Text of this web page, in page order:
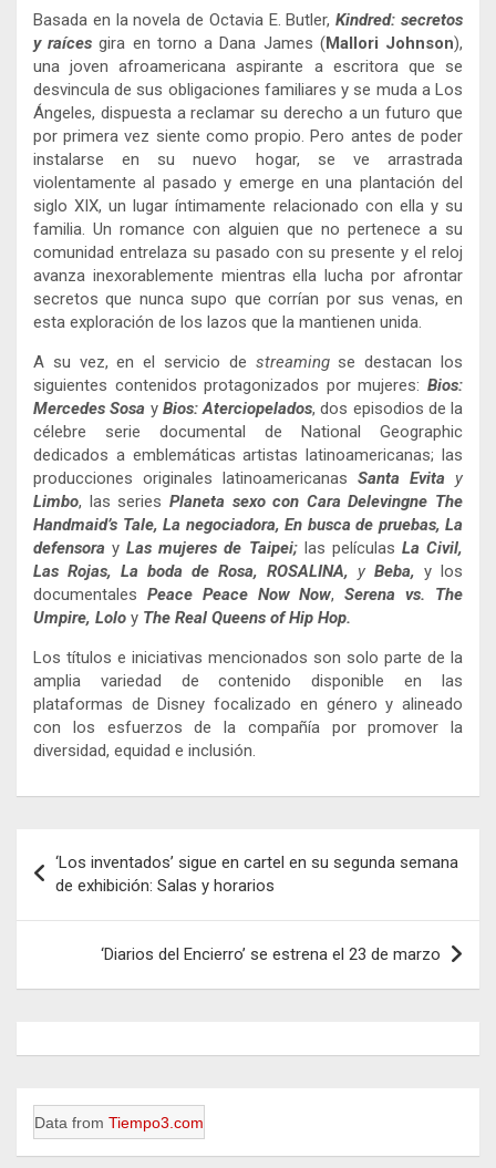
Basada en la novela de Octavia E. Butler,Kindred: secretos
y raíces gira en torno a Dana James (Mallori Johnson),
una joven afroamericana aspirante a escritora que se
desvincula de sus obligaciones familiares y se muda a Los
Ángeles, dispuesta a reclamar su derecho a un futuro que
por primera vez siente como propio. Pero antes de poder
instalarse en su nuevo hogar, se ve arrastrada
violentamente al pasado y emerge en una plantación del
siglo XIX, un lugar íntimamente relacionado con ella y su
familia. Un romance con alguien que no pertenece a su
comunidad entrelaza su pasado con su presente y el reloj
avanza inexorablemente mientras ella lucha por afrontar
secretos que nunca supo que corrían por sus venas, en
esta exploración de los lazos que la mantienen unida.
A su vez, en el servicio de streamingse destacan los
siguientes contenidos protagonizados por mujeres: Bios:
Mercedes Sosa y Bios: Aterciopelados, dos episodios de la
célebre serie documental de National Geographic
dedicados a emblemáticas artistas latinoamericanas; las
producciones originales latinoamericanas Santa Evita y
Limbo, las series Planeta sexo con Cara Delevingne The
Handmaid’s Tale, La negociadora, En busca de pruebas, La
defensorayLas mujeres de Taipei; las películas La Civil,
Las Rojas, La boda de Rosa, ROSALINA, y Beba, y los
documentales Peace Peace Now Now,Serena vs. The
Umpire, Lolo y The Real Queens of Hip Hop.
Los títulos e iniciativas mencionados son solo parte de la
amplia variedad de contenido disponible en las
plataformas de Disney focalizado en género y alineado
con los esfuerzos de la compañía por promover la
diversidad, equidad e inclusión.
de
entradas
‘Los inventados’ sigue en cartel en su segunda semana
de exhibición: Salas y horarios
‘Diarios del Encierro’ se estrena el 23 de marzo
Data from Tiempo3.com